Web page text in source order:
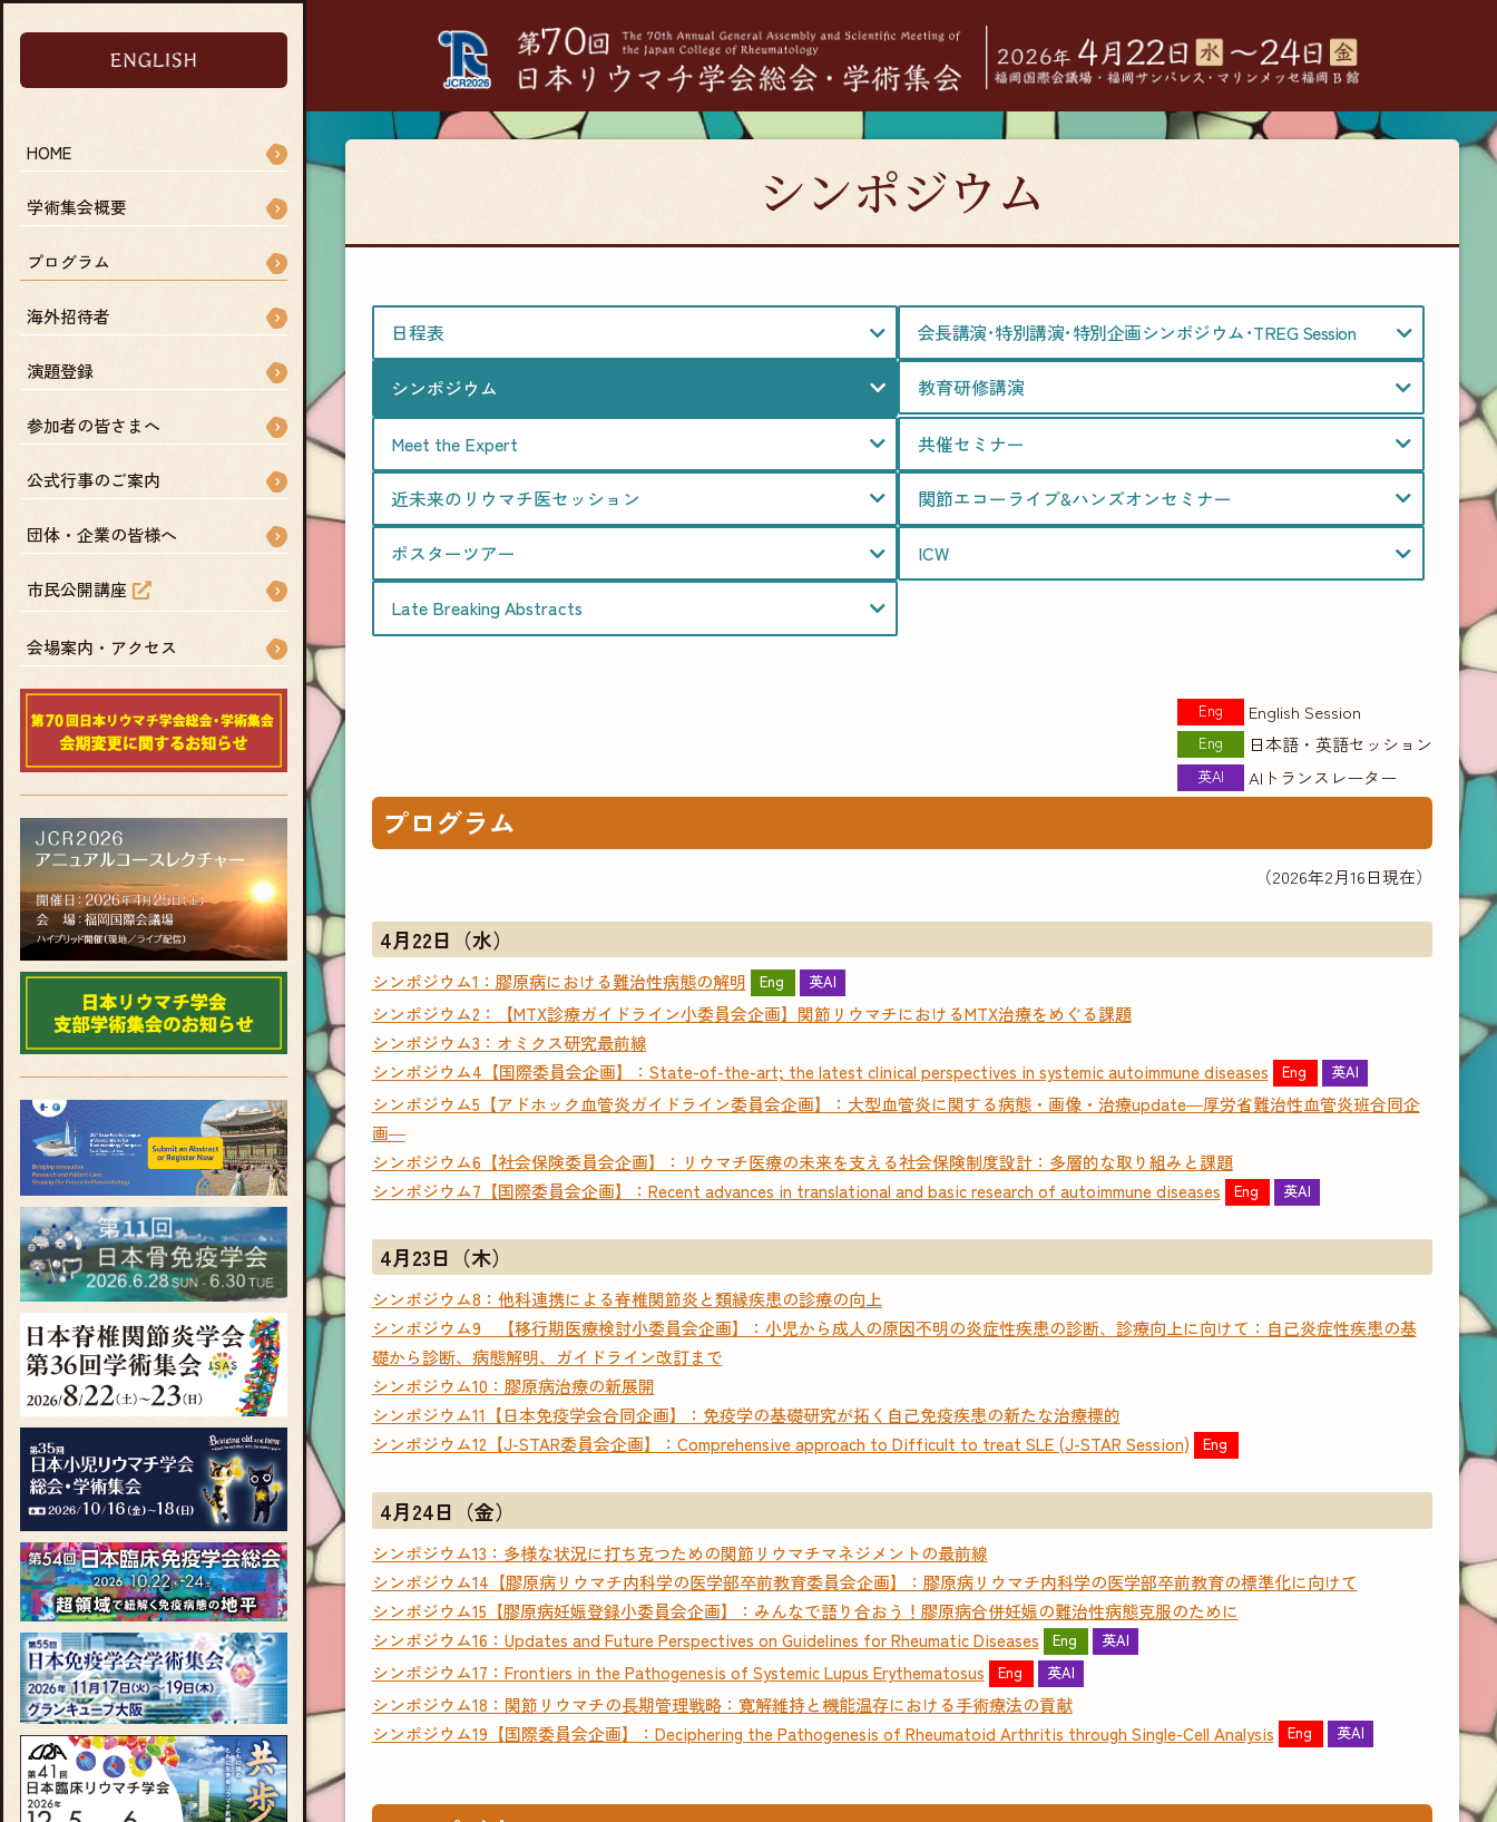
HOME
学術集会概要
プログラム
海外招待者
演題登録
参加者の皆さまへ
公式行事のご案内
団体・企業の皆様へ
市民公開講座
会場案内・アクセス
シンポジウム
日程表 会長講演･特別講演･特別企画シンポジウム･TREG Session
シンポジウム 教育研修講演
Meet the Expert 共催セミナー
近未来のリウマチ医セッション 関節エコーライブ&ハンズオンセミナー
ポスターツアー ICW
Late Breaking Abstracts
Eng English Session
Eng 日本語・英語セッション
英AI AIトランスレーター
プログラム
（2026年2月16日現在）
4月22日（水）
シンポジウム1：膠原病における難治性病態の解明 Eng 英AI
シンポジウム2：【MTX診療ガイドライン小委員会企画】関節リウマチにおけるMTX治療をめぐる課題
シンポジウム3：オミクス研究最前線
シンポジウム4【国際委員会企画】：State-of-the-art; the latest clinical perspectives in systemic autoimmune diseases
Eng 英AI
シンポジウム5【アドホック血管炎ガイドライン委員会企画】：大型血管炎に関する病態・画像・治療update―厚労省難治性血管炎班合同企
画―
シンポジウム6【社会保険委員会企画】：リウマチ医療の未来を支える社会保険制度設計：多層的な取り組みと課題
シンポジウム7【国際委員会企画】：Recent advances in translational and basic research of autoimmune diseases
Eng 英AI
4月23日（木）
シンポジウム8：他科連携による脊椎関節炎と類縁疾患の診療の向上
シンポジウム9 【移行期医療検討小委員会企画】：小児から成人の原因不明の炎症性疾患の診断、診療向上に向けて：自己炎症性疾患の基
礎から診断、病態解明、ガイドライン改訂まで
シンポジウム10：膠原病治療の新展開
シンポジウム11【日本免疫学会合同企画】：免疫学の基礎研究が拓く自己免疫疾患の新たな治療標的
シンポジウム12【J-STAR委員会企画】：Comprehensive approach to Difficult to treat SLE (J-STAR Session)
Eng
4月24日（金）
シンポジウム13：多様な状況に打ち克つための関節リウマチマネジメントの最前線
シンポジウム14【膠原病リウマチ内科学の医学部卒前教育委員会企画】：膠原病リウマチ内科学の医学部卒前教育の標準化に向けて
シンポジウム15【膠原病妊娠登録小委員会企画】：みんなで語り合おう！膠原病合併妊娠の難治性病態克服のために
シンポジウム16：Updates and Future Perspectives on Guidelines for Rheumatic Diseases
Eng 英AI
シンポジウム17：Frontiers in the Pathogenesis of Systemic Lupus Erythematosus Eng 英AI
シンポジウム18：関節リウマチの長期管理戦略：寛解維持と機能温存における手術療法の貢献
シンポジウム19【国際委員会企画】：Deciphering the Pathogenesis of Rheumatoid Arthritis through Single-Cell Analysis
Eng 英AI